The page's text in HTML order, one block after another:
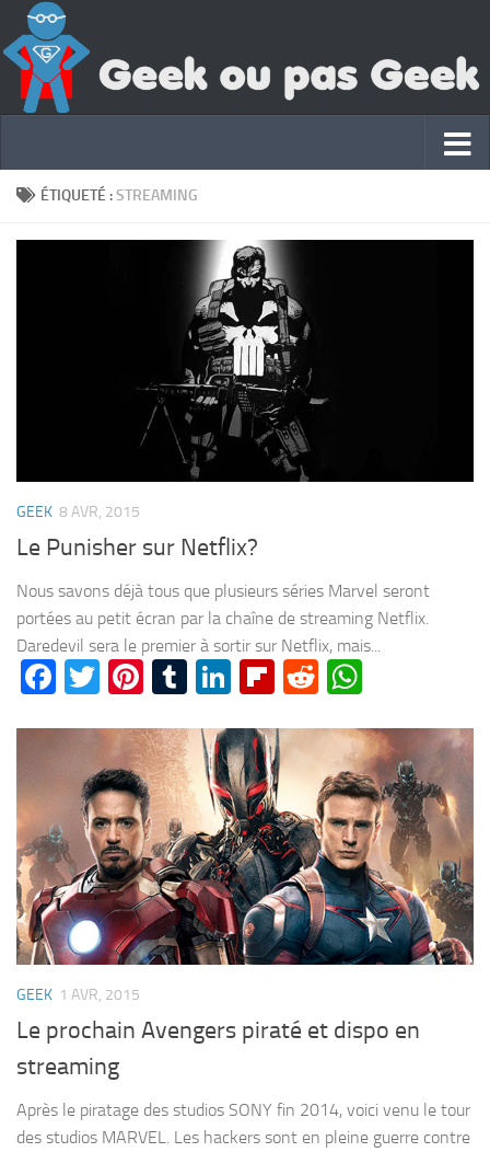
ÉTIQUETÉ :STREAMING
GEEK 8 AVR, 2015
Le Punisher sur Netflix?
Nous savons déjà tous que plusieurs séries Marvel seront
portées au petit écran par la chaîne de streaming Netflix.
Daredevil sera le premier à sortir sur Netflix, mais...
Facebook
Twitter
Pinterest
Tumblr
LinkedIn
Flipboard
Reddit
GEEK 1 AVR, 2015
Le prochain Avengers piraté et dispo en
streaming
Après le piratage des studios SONY fin 2014, voici venu le tour
des studios MARVEL. Les hackers sont en pleine guerre contre